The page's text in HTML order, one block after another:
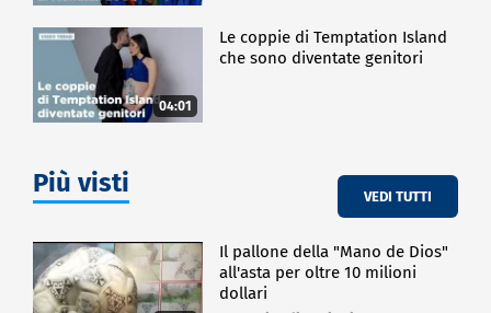
04:01
Le coppie di Temptation Island
che sono diventate genitori
Più visti VEDI TUTTI
Il pallone della "Mano de Dios"
all'asta per oltre 10 milioni
dollari